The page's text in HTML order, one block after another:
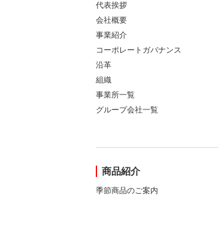
代表挨拶
会社概要
事業紹介
コーポレートガバナンス
沿革
組織
事業所一覧
グループ会社一覧
商品紹介
季節商品のご案内